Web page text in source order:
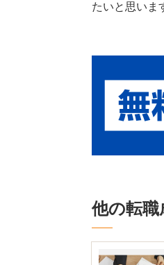
たいと思いま
他の転職